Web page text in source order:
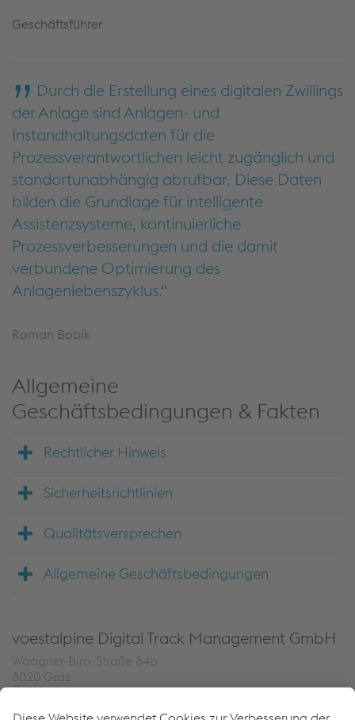
Geschäftsführer
Durch die Erstellung eines digitalen Zwillings
der Anlage sind Anlagen- und
Instandhaltungsdaten für die
Prozessverantwortlichen leicht zugänglich und
standortunabhängig abrufbar. Diese Daten
bilden die Grundlage für intelligente
Assistenzsysteme, kontinuierliche
Prozessverbesserungen und die damit
verbundene Optimierung des
Anlagenlebenszyklus.
Roman Bobik
Allgemeine
Geschäftsbedingungen & Fakten
Rechtlicher Hinweis
Sicherheitsrichtlinien
Qualitätsversprechen
Allgemeine Geschäftsbedingungen
voestalpine Digital Track Management GmbH
Waagner-Biro-Straße 84b
8020 Graz
Österreich